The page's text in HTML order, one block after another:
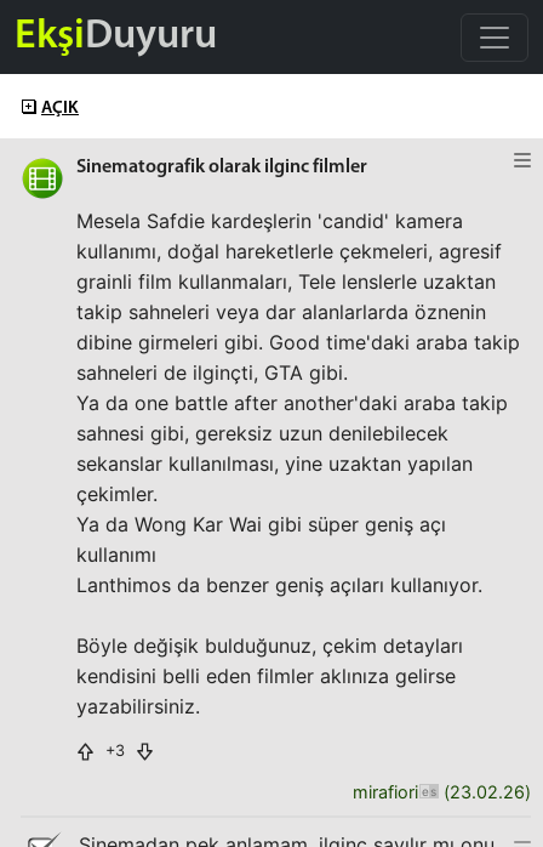
EkşiDuyuru
AÇIK
Sinematografik olarak ilginc filmler
Mesela Safdie kardeşlerin 'candid' kamera
kullanımı, doğal hareketlerle çekmeleri, agresif
grainli film kullanmaları, Tele lenslerle uzaktan
takip sahneleri veya dar alanlarlarda öznenin
dibine girmeleri gibi. Good time'daki araba takip
sahneleri de ilginçti, GTA gibi.
Ya da one battle after another'daki araba takip
sahnesi gibi, gereksiz uzun denilebilecek
sekanslar kullanılması, yine uzaktan yapılan
çekimler.
Ya da Wong Kar Wai gibi süper geniş açı
kullanımı
Lanthimos da benzer geniş açıları kullanıyor.
Böyle değişik bulduğunuz, çekim detayları
kendisini belli eden filmler aklınıza gelirse
yazabilirsiniz.
+3
mirafiori (23.02.26)